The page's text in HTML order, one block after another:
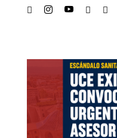
    